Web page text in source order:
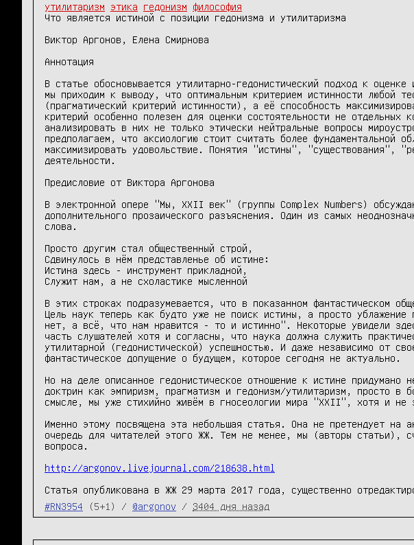
утилитаризм этика гедонизм
философия
Что является истиной с позиции гедонизма и утилитаризма
Виктор Аргонов, Елена Смирнова
Аннотация
В статье обосновывается утилитарно-гедонистический подход к
мы приходим к выводу, что оптимальным критерием истинности любой
(прагматический критерий истинности), а её способность
критерий особенно полезен для оценки состоятельности не
анализировать в них не только этически нейтральные вопросы
предполагаем, что аксиологию стоит считать более фундаментальной
максимизировать удовольствие. Понятия "истины", "существования",
деятельности.
Предисловие от Виктора Аргонова
В электронной опере "Мы, XXII век" (группы Complex Numbers)
дополнительного прозаического разъяснения. Один из самых
слова.
Просто другим стал общественный строй,
Сдвинулось в нём представленье об истине:
Истина здесь - инструмент прикладной,
Служит нам, а не схоластике мысленной
В этих строках подразумевается, что в показанном фантастическом
Цель наук теперь как будто уже не поиск истины, а просто ублажение
нет, а всё, что нам нравится - то и истинно". Некоторые увидели
часть слушателей хотя и согласны, что наука должна служить
утилитарной (гедонистической) успешностью. И даже независимо от
фантастическое допущение о будущем, которое сегодня не актуально.
Но на деле описанное гедонистическое отношение к истине
доктрин как эмпиризм, прагматизм и гедонизм/утилитаризм, просто в
смысле, мы уже стихийно живём в гносеологии мира "XXII", хотя и не
Именно этому посвящена эта небольшая статья. Она не претендует на
очередь для читателей этого ЖЖ. Тем не менее, мы (авторы статьи),
вопроса.
http://argonov.livejournal.com/218638.html
Статья опубликована в ЖЖ 29 марта 2017 года, существенно
#RN3954
(5+1) / @argonov / 3404 дня назад